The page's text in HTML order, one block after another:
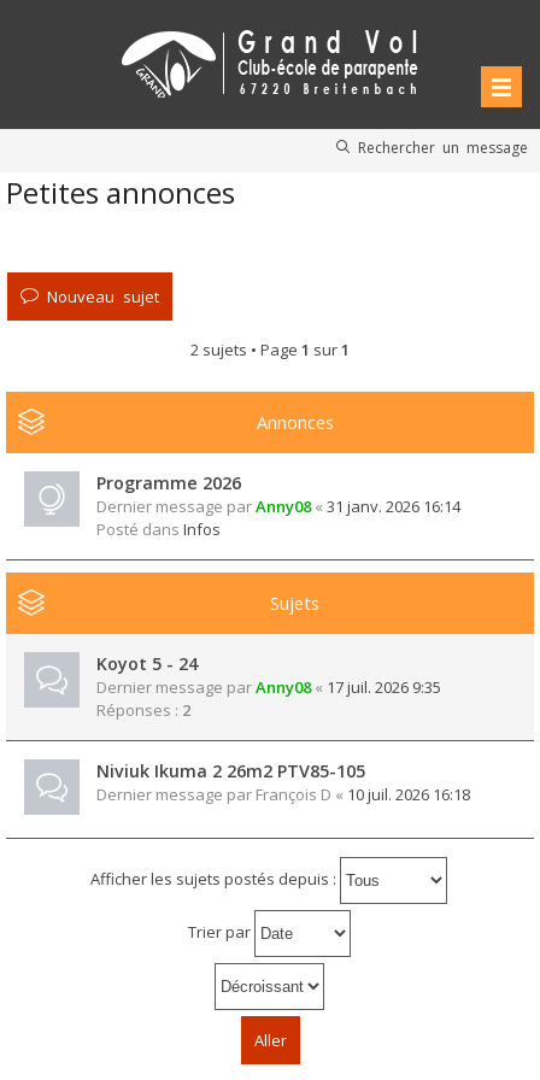
Rechercher un message
Petites annonces
Nouveau sujet
2 sujets • Page 1 sur1
Annonces
Programme 2026
Dernier message parAnny08« 31 janv. 2026 16:14
Posté dans Infos
Sujets
Koyot 5 - 24
Dernier message parAnny08« 17 juil. 2026 9:35
Réponses : 2
Niviuk Ikuma 2 26m2 PTV85-105
Dernier message par François D « 10 juil. 2026 16:18
Afficher les sujets postés depuis :
Trier par